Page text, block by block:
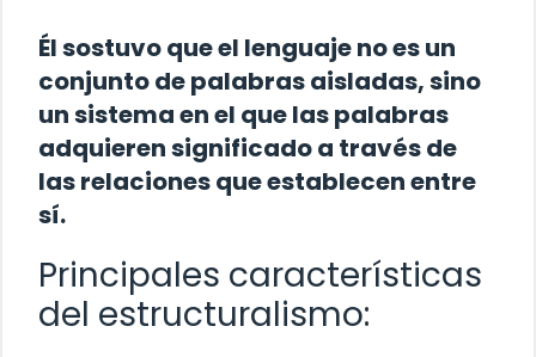
Él sostuvo que el lenguaje no es un
conjunto de palabras aisladas, sino
un sistema en el que las palabras
adquieren significado a través de
las relaciones que establecen entre
sí.
Principales características
del estructuralismo: